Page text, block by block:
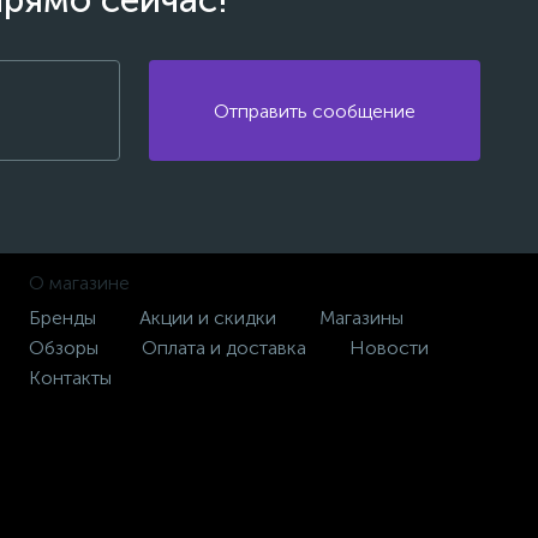
Отправить сообщение
О магазине
Бренды
Акции и скидки
Магазины
Обзоры
Оплата и доставка
Новости
Контакты